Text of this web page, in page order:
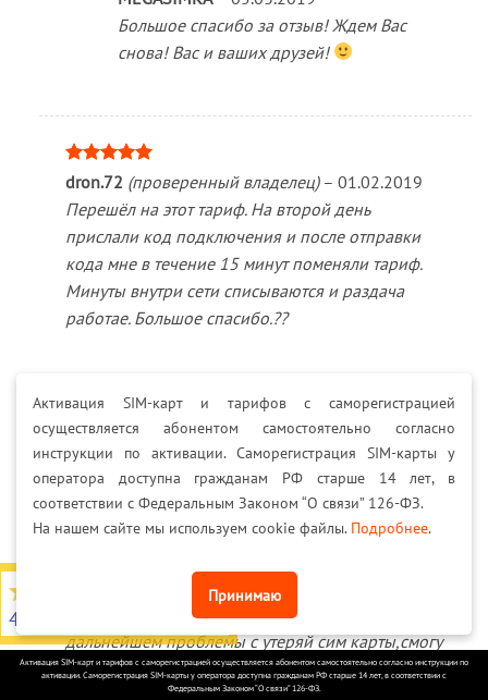
Большое спасибо за отзыв! Ждем Вас
снова! Вас и ваших друзей!
Оценка 5
из 5
dron.72 (проверенный владелец) – 01.02.2019
Перешёл на этот тариф. На второй день
прислали код подключения и после отправки
кода мне в течение 15 минут поменяли тариф.
Минуты внутри сети списываются и раздача
работае. Большое спасибо.??
MEGASIMKA
28.02.2019
Большое спасибо за отзыв! Ждем Вас
снова! Вас и ваших друзей!
Здравствуйте,скажите пожалуйста если перейти
на тариф со своим номером,если возникнет в
дальнейшем проблемы с утеряй сим карты,смогу
ли я восстановить сим карту в любом салоне мтс?
Активация SIM-карт и тарифов с саморегистрацией осуществляется абонентом самостоятельно согласно инструкции по
активации. Саморегистрация SIM-карты у оператора доступна гражданам РФ старше 14 лет, в соответствии с
Федеральным Законом “О связи” 126-ФЗ.
4566 отзывов на Яндекс
Активация SIM-карт и тарифов с саморегистрацией
осуществляется абонентом самостоятельно согласно
инструкции по активации. Саморегистрация SIM-карты у
оператора доступна гражданам РФ старше 14 лет, в
соответствии с Федеральным Законом “О связи” 126-ФЗ.
На нашем сайте мы используем cookie файлы. Подробнее.
Принимаю